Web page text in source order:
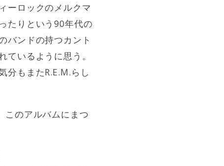
ーロックのメルクマ
たりという90年代の
バンドの持つカント
いるように思う。
分もまたR.E.M.らし
このアルバムにまつ